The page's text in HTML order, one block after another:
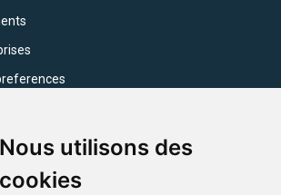
Nous utilisons des
cookies